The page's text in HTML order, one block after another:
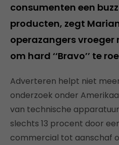
consumenten een
producten, zegt
operazangers vroeger
om hard ‘‘Bravo’’ te
Adverteren helpt niet
onderzoek onder
van technische
slechts 13 procent door
commercial tot aanschaf